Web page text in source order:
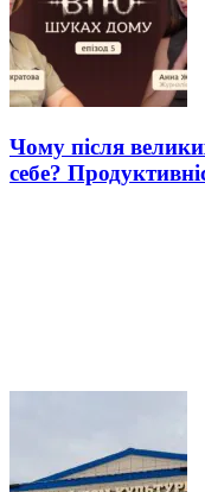
Чому після
себе?